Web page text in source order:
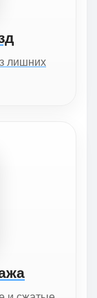
лишних